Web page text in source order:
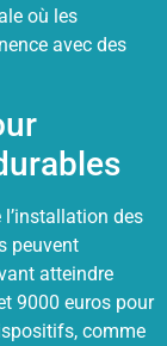
où les
avec des
des
peuvent
atteindre
9000 euros pour
comme